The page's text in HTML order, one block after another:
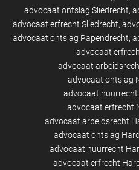
advocaat ontslag Sliedrecht
advocaat erfrecht Sliedrecht
advocaat ontslag Papendrecht
advocaat
advocaat
advocaat ontslag
advocaat huurrecht
advocaat erfrecht
advocaat arbeidsrecht
advocaat ontslag
advocaat huurrecht
advocaat erfrecht